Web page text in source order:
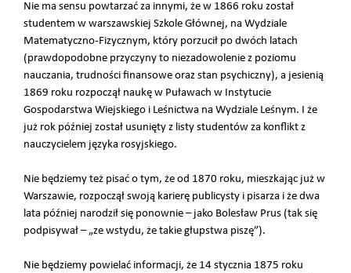
Nie ma sensu powtarzać za innymi, że w 1866 roku został
studentem w warszawskiej Szkole Głównej, na Wydziale
Matematyczno-Fizycznym, który porzucił po dwóch latach
(prawdopodobne przyczyny to niezadowolenie z poziomu
nauczania, trudności finansowe oraz stan psychiczny), a jesienią
1869 roku rozpoczął naukę w Puławach w Instytucie
Gospodarstwa Wiejskiego i Leśnictwa na Wydziale Leśnym. I że
już rok później został usunięty z listy studentów za konflikt z
nauczycielem języka rosyjskiego.
Nie będziemy też pisać o tym, że od 1870 roku, mieszkając już w
Warszawie, rozpoczął swoją karierę publicysty i pisarza i że dwa
lata później narodził się ponownie – jako Bolesław Prus (tak się
podpisywał – „ze wstydu, że takie głupstwa piszę”).
Nie będziemy powielać informacji, że 14 stycznia 1875 roku